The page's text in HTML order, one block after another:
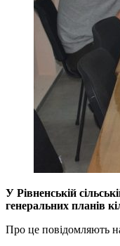
У Рівненській
генеральних планів
Про це повідомляють